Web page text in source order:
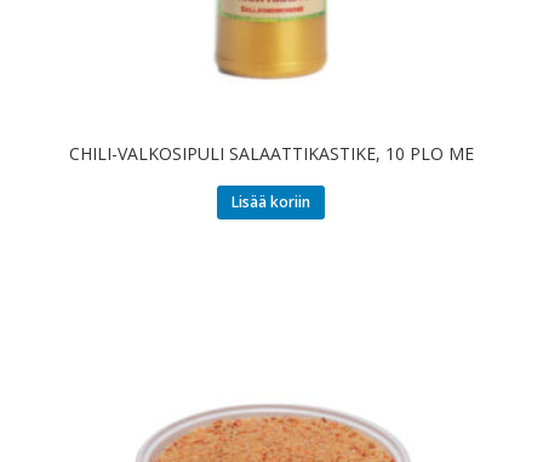
CHILI-VALKOSIPULI SALAATTIKASTIKE, 10 PLO ME
Lisää koriin